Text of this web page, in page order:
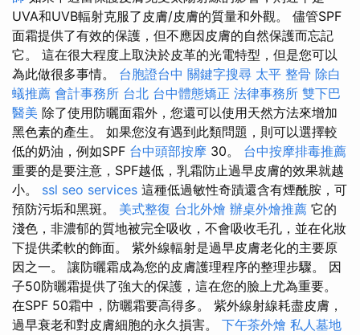
UVA和UVB輻射克服了皮膚/皮膚的質量和外觀。 儘管SPF
面霜提供了有效的保護，但不應因皮膚的自然保護而忘記
它。 這在很大程度上取決於皮革的光電特型，但是您可以
為此做很多事情。 台胞證台中 關鍵字搜尋 太平 整骨 除白
蟻推薦 會計事務所 台北 台中體態矯正 法律事務所 雙下巴
醫美 除了使用防曬面霜外，您還可以使用天然方法來增加
黑色素的產生。 如果您沒有遇到此類問題，則可以選擇較
低的奶油，例如SPF 台中頭部按摩 30。 台中按摩排毒推薦
重要的是要注意，SPF越低，乳霜防止過早皮膚的效果就越
小。 ssl seo services 這種低過敏性奇蹟還含有煙酰胺，可
預防污垢和黑斑。 美式整復 台北外燴 辦桌外燴推薦 它的
淺色，非濃郁的質地被完全吸收，不會吸收毛孔，並在化妝
下提供柔軟的飾面。 紫外線輻射是過早皮膚老化的主要原
因之一。 讓防曬霜成為您的皮膚護理程序的整理步驟。 因
子50防曬霜提供了強大的保護，這在您的臉上尤為重要。
在SPF 50霜中，防曬霜要高得多。 紫外線射線耗盡皮膚，
過早衰老和對皮膚細胞的永久損害。 下午茶外燴 私人墓地